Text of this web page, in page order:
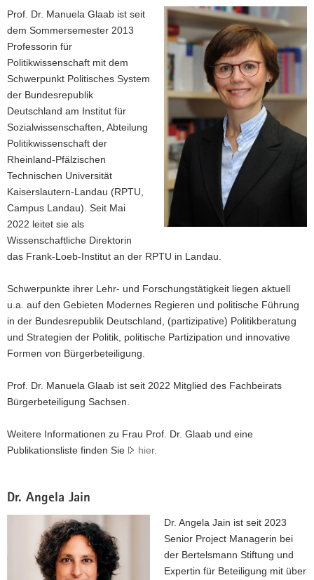
Prof. Dr. Manuela Glaab ist seit
dem Sommersemester 2013
Professorin für
Politikwissenschaft mit dem
Schwerpunkt Politisches System
der Bundesrepublik
Deutschland am Institut für
Sozialwissenschaften, Abteilung
Politikwissenschaft der
Rheinland-Pfälzischen
Technischen Universität
Kaiserslautern-Landau (RPTU,
Campus Landau). Seit Mai
2022 leitet sie als
Wissenschaftliche Direktorin
das Frank-Loeb-Institut an der RPTU in Landau.
Schwerpunkte ihrer Lehr- und Forschungstätigkeit liegen aktuell
u.a. auf den Gebieten Modernes Regieren und politische Führung
in der Bundesrepublik Deutschland, (partizipative) Politikberatung
und Strategien der Politik, politische Partizipation und innovative
Formen von Bürgerbeteiligung.
Prof. Dr. Manuela Glaab ist seit 2022 Mitglied des Fachbeirats
Bürgerbeteiligung Sachsen.
Weitere Informationen zu Frau Prof. Dr. Glaab und eine
Publikationsliste finden Sie
hier.
Dr. Angela Jain
Dr. Angela Jain ist seit 2023
Senior Project Managerin bei
der Bertelsmann Stiftung und
Expertin für Beteiligung mit über